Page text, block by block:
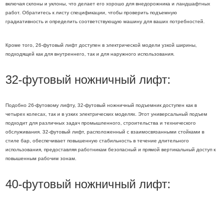
включая склоны и уклоны, что делает его хорошо для внедорожника и ландшафтных
работ. Обратитесь к листу спецификации, чтобы проверить подъемную
градиативность и определить соответствующую машину для ваших потребностей.
Кроме того, 26-футовый лифт доступен в электрической модели узкой ширины,
подходящей как для внутреннего, так и для наружного использования.
32-футовый ножничный лифт:
Подобно 26-футовому лифту, 32-футовый ножничный подъемник доступен как в
четырех колесах, так и в узких электрических моделях. Этот универсальный подъем
подходит для различных задач промышленного, строительства и технического
обслуживания. 32-футовый лифт, расположенный с взаимосвязанными стойками в
стиле бар, обеспечивает повышенную стабильность в течение длительного
использования, предоставляя работникам безопасный и прямой вертикальный доступ к
повышенным рабочим зонам.
40-футовый ножничный лифт: